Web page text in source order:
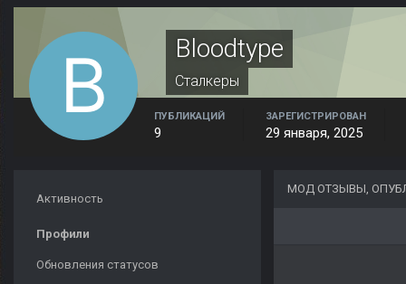
Bloodtype
Сталкеры
ПУБЛИКАЦИЙ
9
ЗАРЕГИСТРИРОВАН
29 января, 2025
Активность
Профили
Обновления статусов
МОД ОТЗЫВЫ,